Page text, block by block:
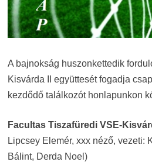
A bajnokság huszonkettedik
Kisvárda II együttesét fogadja
kezdődő találkozót honlapunkon
Facultas Tiszafüredi VSE-
Lipcsey Elemér, xxx néző, vezeti:
Bálint, Derda Noel)